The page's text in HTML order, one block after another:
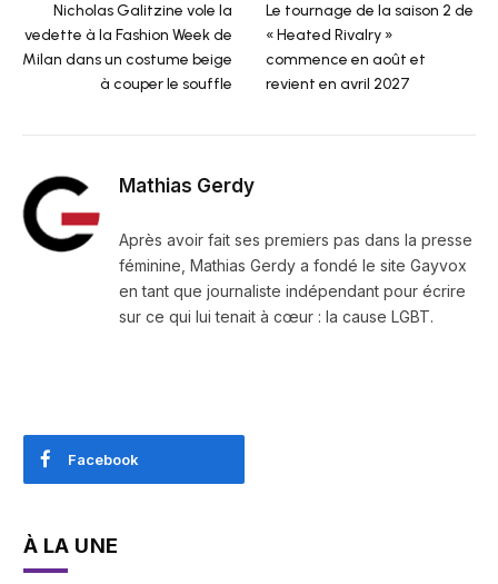
Nicholas Galitzine vole la
vedette à la Fashion Week de
Milan dans un costume beige
à couper le souffle
Le tournage de la saison 2 de
« Heated Rivalry »
commence en août et
revient en avril 2027
Mathias Gerdy
Après avoir fait ses premiers pas dans la presse
féminine, Mathias Gerdy a fondé le site Gayvox
en tant que journaliste indépendant pour écrire
sur ce qui lui tenait à cœur : la cause LGBT.
Facebook
À LA UNE